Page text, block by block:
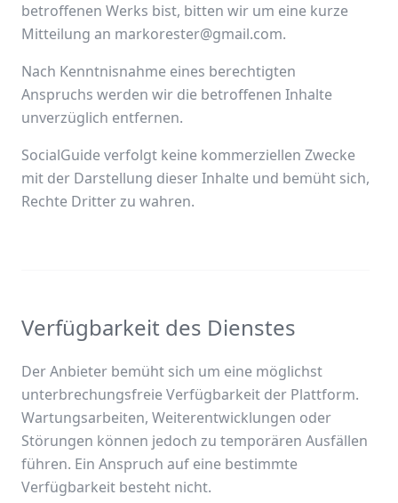
betroffenen Werks bist, bitten wir um eine kurze
Mitteilung an markorester@gmail.com.
Nach Kenntnisnahme eines berechtigten
Anspruchs werden wir die betroffenen Inhalte
unverzüglich entfernen.
SocialGuide verfolgt keine kommerziellen Zwecke
mit der Darstellung dieser Inhalte und bemüht sich,
Rechte Dritter zu wahren.
Verfügbarkeit des Dienstes
Der Anbieter bemüht sich um eine möglichst
unterbrechungsfreie Verfügbarkeit der Plattform.
Wartungsarbeiten, Weiterentwicklungen oder
Störungen können jedoch zu temporären Ausfällen
führen. Ein Anspruch auf eine bestimmte
Verfügbarkeit besteht nicht.